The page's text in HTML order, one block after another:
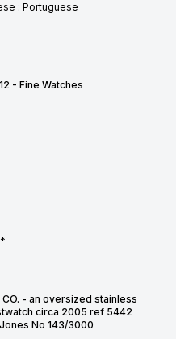
: Portuguese
- Fine Watches
CO. - an oversized stainless
circa 2005 ref 5442
No 143/3000